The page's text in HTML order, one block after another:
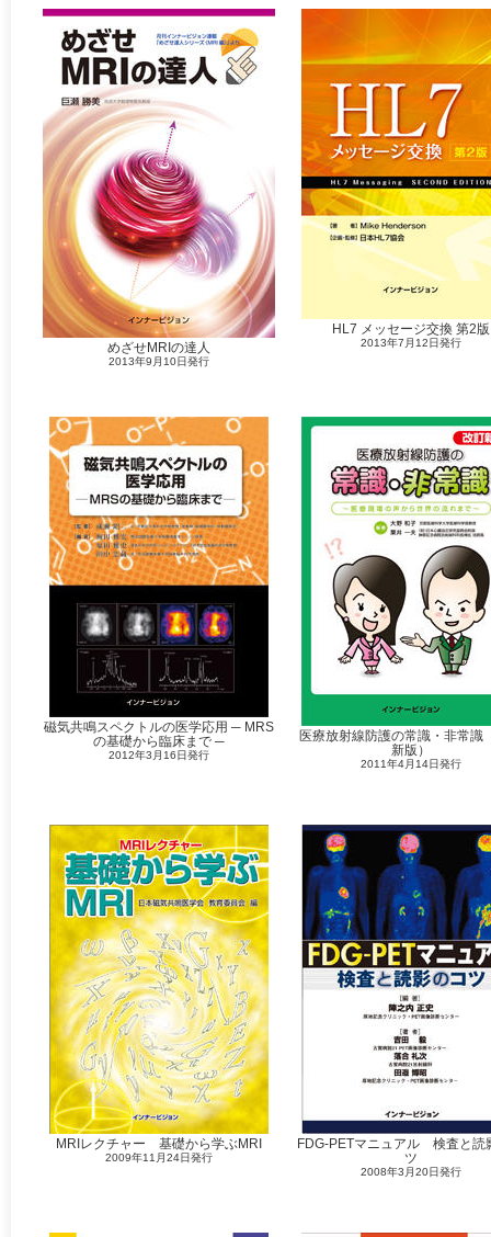
めざせMRIの達人
2013年9月10日発行
HL7 メッセージ交換 第2版
2013年7月12日発行
磁気共鳴スペクトルの医学応用 ─ MRS
の基礎から臨床まで ─
2012年3月16日発行
医療放射線防護の常識・非常識
新版）
2011年4月14日発行
MRIレクチャー 基礎から学ぶMRI
2009年11月24日発行
FDG-PETマニュアル 検査と読
ツ
2008年3月20日発行